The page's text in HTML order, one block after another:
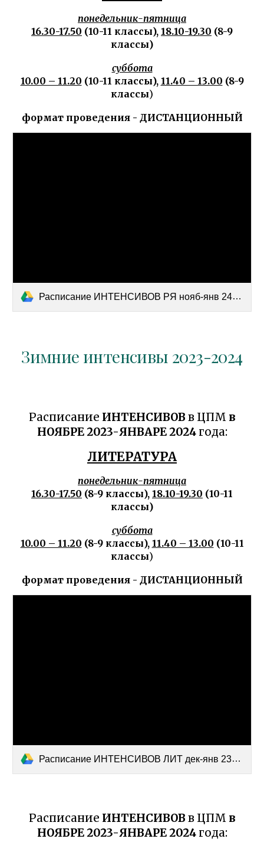
понедельник-пятница
16.30-17.50 (10-11 классы), 18.10-19.30 (8-9
классы)
суббота
10.00 – 11.20 (10-11 классы), 11.40 – 13.00 (8-9
классы)
формат проведения - ДИСТАНЦИОННЫЙ
Расписание ИНТЕНСИВОВ РЯ нояб-янв 24-25.docx
Зимние интенсивы 2023-2024
Расписание ИНТЕНСИВОВ в ЦПМ в
НОЯБРЕ 2023-ЯНВАРЕ 2024 года:
ЛИТЕРАТУРА
понедельник-пятница
16.30-17.50 (8-9 классы), 18.10-19.30 (10-11
классы)
суббота
10.00 – 11.20 (8-9 классы), 11.40 – 13.00 (10-11
классы)
формат проведения - ДИСТАНЦИОННЫЙ
Расписание ИНТЕНСИВОВ ЛИТ дек-янв 23-24.docx
Расписание ИНТЕНСИВОВ в ЦПМ в
НОЯБРЕ 2023-ЯНВАРЕ 2024 года: